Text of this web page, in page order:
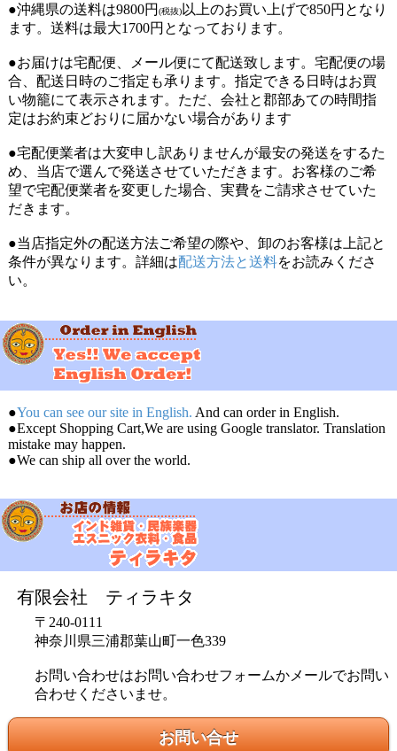
●沖縄県の送料は9800円 (税抜)以上のお買い上げで850円となり
ます。送料は最大1700円となっております。
●お届けは宅配便、メール便にて配送致します。宅配便の場
合、配送日時のご指定も承ります。指定できる日時はお買
い物籠にて表示されます。ただ、会社と郡部あての時間指
定はお約束どおりに届かない場合があります
●宅配便業者は大変申し訳ありませんが最安の発送をするた
め、当店で選んで発送させていただきます。お客様のご希
望で宅配便業者を変更した場合、実費をご請求させていた
だきます。
●当店指定外の配送方法ご希望の際や、卸のお客様は上記と
条件が異なります。詳細は配送方法と送料をお読みくださ
い。
●You can see our site in English. And can order in English.
●Except Shopping Cart,We are using Google translator. Translation
mistake may happen.
●We can ship all over the world.
有限会社 ティラキタ
〒240-0111
神奈川県三浦郡葉山町一色339
お問い合わせはお問い合わせフォームかメールでお問い
合わせくださいませ。
お問い合せ